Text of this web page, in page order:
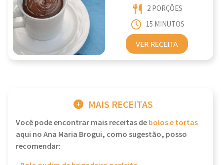
2 PORÇÕES
15 MINUTOS
VER RECEITA
MAIS RECEITAS
Você pode encontrar mais receitas debolos e tortas
aqui no Ana Maria Brogui, como sugestão, posso
recomendar: